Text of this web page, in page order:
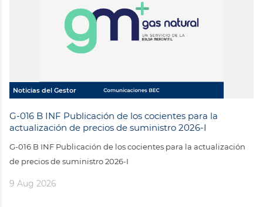
Noticias del Gestor
G-016 B INF Publicación de los cocientes para la
actualización de precios de suministro 2026-I
G-016 B INF Publicación de los cocientes para la actualización
de precios de suministro 2026-I
9 Aug 2026